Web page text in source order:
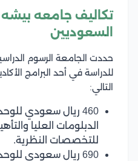
تكاليف جامعه
السعوديين
حددت الجامعة الرسوم
للدراسة في أحد البرامج
التالي:
460 ريال سعودي
الدبلومات العليا
للتخصصات النظرية.
690 ريال سعودي